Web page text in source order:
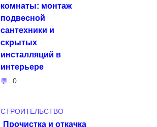
комнаты: монтаж
подвесной
сантехники и
скрытых
инсталляций в
интерьере
0
СТРОИТЕЛЬСТВО
Прочистка и откачка